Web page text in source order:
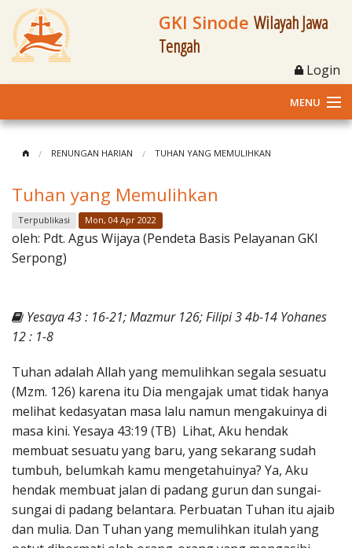
GKI Sinode Wilayah Jawa
Tengah
Login
MENU
Klasis dan Jemaat
Berita Kegiatan
Materi
Penerbitan
RENUNGAN HARIAN TUHAN YANG MEMULIHKAN
Tuhan yang Memulihkan
Terpublikasi Mon, 04 Apr 2022
oleh: Pdt. Agus Wijaya (Pendeta Basis Pelayanan GKI
Serpong)
Yesaya 43 : 16-21; Mazmur 126; Filipi 3 4b-14 Yohanes
12 : 1-8
Tuhan adalah Allah yang memulihkan segala sesuatu
(Mzm. 126) karena itu Dia mengajak umat tidak hanya
melihat kedasyatan masa lalu namun mengakuinya di
masa kini. Yesaya 43:19 (TB) Lihat, Aku hendak
membuat sesuatu yang baru, yang sekarang sudah
tumbuh, belumkah kamu mengetahuinya? Ya, Aku
hendak membuat jalan di padang gurun dan sungai-
sungai di padang belantara. Perbuatan Tuhan itu ajaib
dan mulia. Dan Tuhan yang memulihkan itulah yang